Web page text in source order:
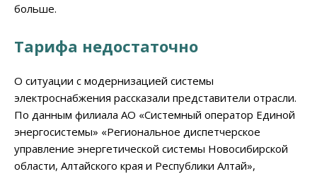
больше.
Тарифа недостаточно
О ситуации с модернизацией системы
электроснабжения рассказали представители отрасли.
По данным филиала АО «Системный оператор Единой
энергосистемы» «Региональное диспетчерское
управление энергетической системы Новосибирской
области, Алтайского края и Республики Алтай»,